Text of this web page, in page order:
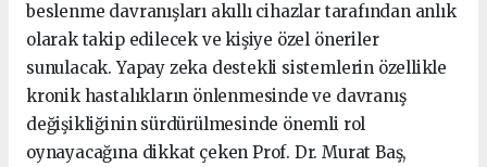
beslenme davranışları akıllı cihazlar tarafından anlık
olarak takip edilecek ve kişiye özel öneriler
sunulacak. Yapay zeka destekli sistemlerin özellikle
kronik hastalıkların önlenmesinde ve davranış
değişikliğinin sürdürülmesinde önemli rol
oynayacağına dikkat çeken Prof. Dr. Murat Baş,